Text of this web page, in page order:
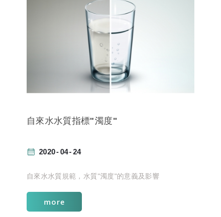
24
04
2020
自來水水質指標"濁度"
自來水水質規範，水質"濁度"的意義及影響
more